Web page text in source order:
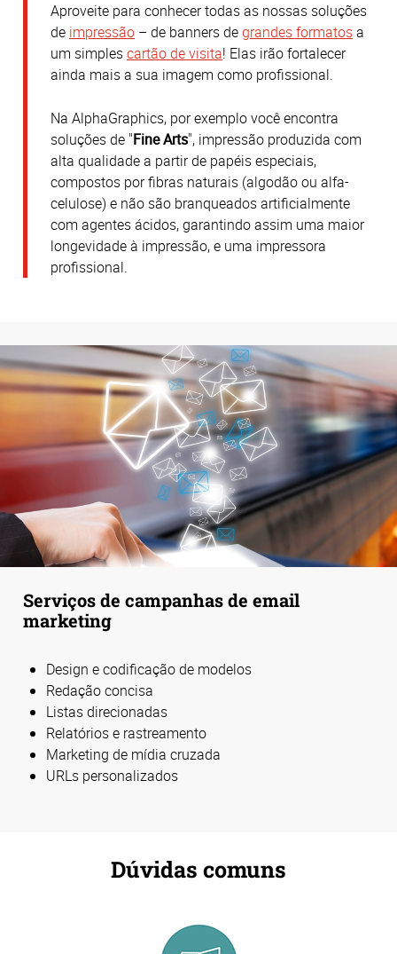
Aproveite para conhecer todas as nossas soluções
de impressão – de banners degrandes formatosa
um simplescartão de visita! Elas irão fortalecer
ainda mais a sua imagem como profissional.
Na AlphaGraphics, por exemplo você encontra
soluções de "Fine Arts", impressão produzida com
alta qualidade a partir de papéis especiais,
compostos por fibras naturais (algodão ou alfa-
celulose) e não são branqueados artificialmente
com agentes ácidos, garantindo assim uma maior
longevidade à impressão, e uma impressora
profissional.
Serviços de campanhas de email
marketing
Design e codificação de modelos
Redação concisa
Listas direcionadas
Relatórios e rastreamento
Marketing de mídia cruzada
URLs personalizados
Dúvidas comuns